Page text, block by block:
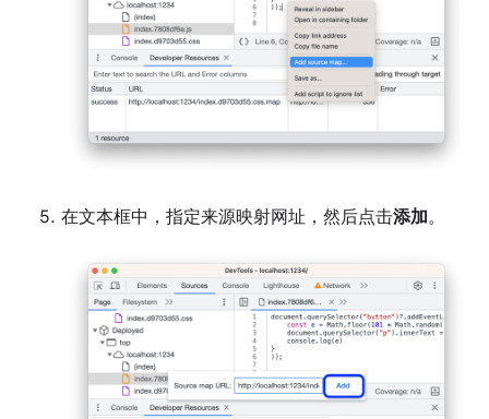
在文本框中，指定来源映射网址，然后点击添加。